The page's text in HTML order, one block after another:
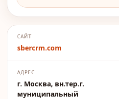
САЙТ
sbercrm.com
АДРЕС
г. Москва, вн.тер.г.
муниципальный